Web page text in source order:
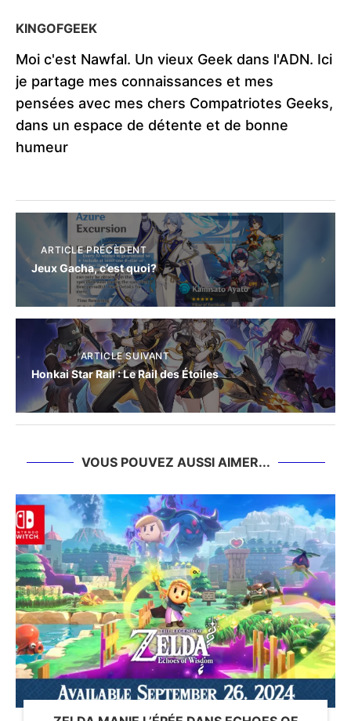
KINGOFGEEK
Moi c'est Nawfal. Un vieux Geek dans l'ADN. Ici
je partage mes connaissances et mes
pensées avec mes chers Compatriotes Geeks,
dans un espace de détente et de bonne
humeur
ARTICLE PRÉCÈDENT
Jeux Gacha, c’est quoi?
ARTICLE SUIVANT
Honkai Star Rail : Le Rail des Étoiles
VOUS POUVEZ AUSSI AIMER...